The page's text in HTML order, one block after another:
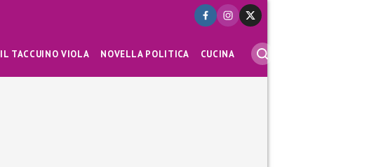
IL TACCUINO VIOLA NOVELLA POLITICA CUCINA